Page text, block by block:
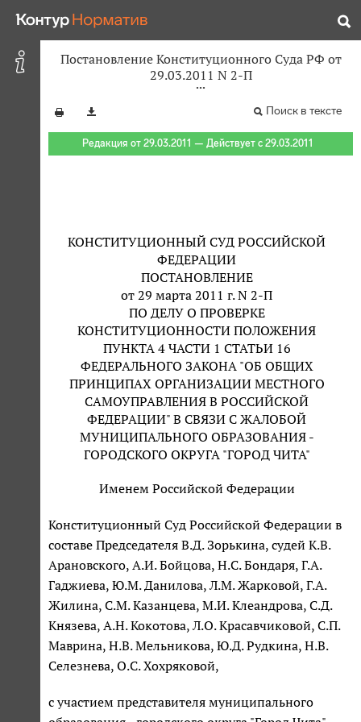
Постановление Конституционного Суда РФ от
29.03.2011 N 2-П
Поиск в тексте
Редакция от 29.03.2011 — Действует с 29.03.2011
КОНСТИТУЦИОННЫЙ СУД РОССИЙСКОЙ
ФЕДЕРАЦИИ
ПОСТАНОВЛЕНИЕ
от 29 марта 2011 г. N 2-П
ПО ДЕЛУ О ПРОВЕРКЕ
КОНСТИТУЦИОННОСТИ ПОЛОЖЕНИЯ
ПУНКТА 4 ЧАСТИ 1 СТАТЬИ 16
ФЕДЕРАЛЬНОГО ЗАКОНА "ОБ ОБЩИХ
ПРИНЦИПАХ ОРГАНИЗАЦИИ МЕСТНОГО
САМОУПРАВЛЕНИЯ В РОССИЙСКОЙ
ФЕДЕРАЦИИ" В СВЯЗИ С ЖАЛОБОЙ
МУНИЦИПАЛЬНОГО ОБРАЗОВАНИЯ -
ГОРОДСКОГО ОКРУГА "ГОРОД ЧИТА"
Именем Российской Федерации
Конституционный Суд Российской Федерации в
составе Председателя В.Д. Зорькина, судей К.В.
Арановского, А.И. Бойцова, Н.С. Бондаря, Г.А.
Гаджиева, Ю.М. Данилова, Л.М. Жарковой, Г.А.
Жилина, С.М. Казанцева, М.И. Клеандрова, С.Д.
Князева, А.Н. Кокотова, Л.О. Красавчиковой, С.П.
Маврина, Н.В. Мельникова, Ю.Д. Рудкина, Н.В.
Селезнева, О.С. Хохряковой,
с участием представителя муниципального